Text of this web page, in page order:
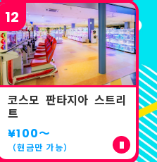
코스모 판타지아 스트리
트
¥100〜
（현금만 가능）
12